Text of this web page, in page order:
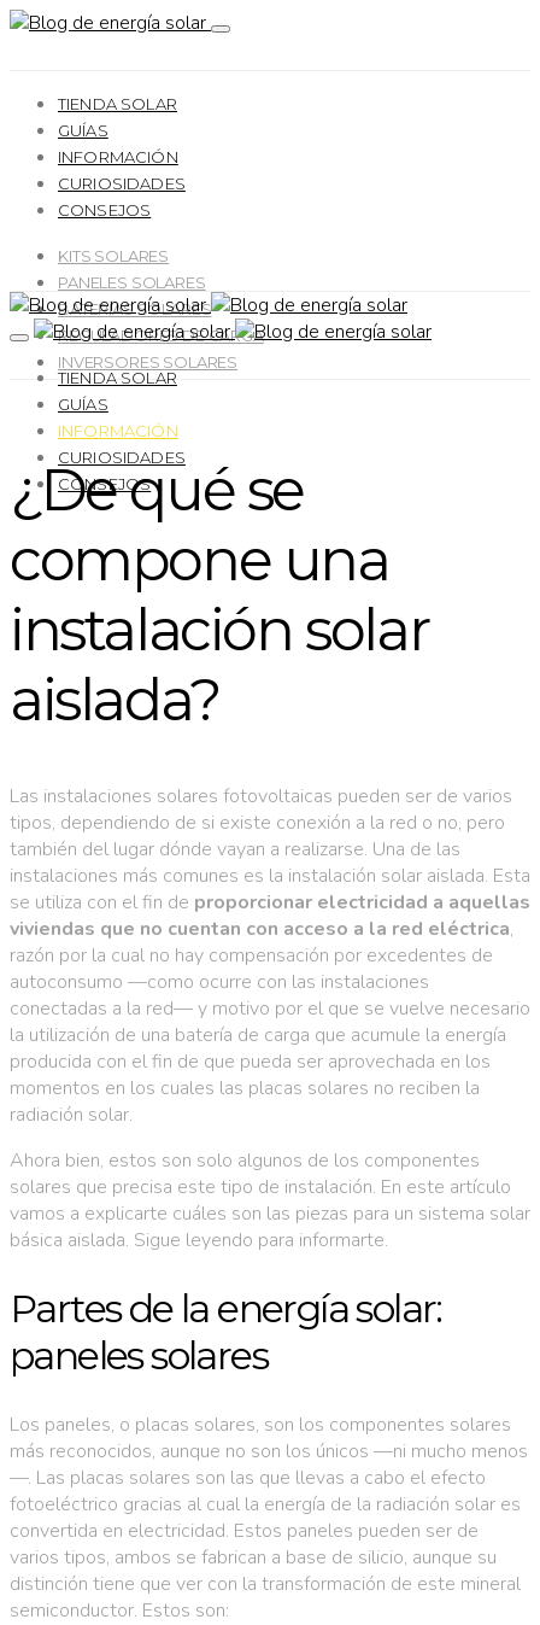
TIENDA SOLAR
GUÍAS
INFORMACIÓN
CURIOSIDADES
CONSEJOS
KITS SOLARES
PANELES SOLARES
BATERÍAS SOLARES
REGULADORES DE CARGA
INVERSORES SOLARES
TIENDA SOLAR
GUÍAS
INFORMACIÓN
CURIOSIDADES
CONSEJOS
¿De qué se
compone una
instalación solar
aislada?
Las instalaciones solares fotovoltaicas pueden ser de varios
tipos, dependiendo de si existe conexión a la red o no, pero
también del lugar dónde vayan a realizarse. Una de las
instalaciones más comunes es la instalación solar aislada. Esta
se utiliza con el fin de proporcionar electricidad a aquellas
viviendas que no cuentan con acceso a la red eléctrica,
razón por la cual no hay compensación por excedentes de
autoconsumo —como ocurre con las instalaciones
conectadas a la red— y motivo por el que se vuelve necesario
la utilización de una batería de carga que acumule la energía
producida con el fin de que pueda ser aprovechada en los
momentos en los cuales las placas solares no reciben la
radiación solar.
Ahora bien, estos son solo algunos de los componentes
solares que precisa este tipo de instalación. En este artículo
vamos a explicarte cuáles son las piezas para un sistema solar
básica aislada. Sigue leyendo para informarte.
Partes de la energía solar:
paneles solares
Los paneles, o placas solares, son los componentes solares
más reconocidos, aunque no son los únicos —ni mucho menos
—. Las placas solares son las que llevas a cabo el efecto
fotoeléctrico gracias al cual la energía de la radiación solar es
convertida en electricidad. Estos paneles pueden ser de
varios tipos, ambos se fabrican a base de silicio, aunque su
distinción tiene que ver con la transformación de este mineral
semiconductor. Estos son: